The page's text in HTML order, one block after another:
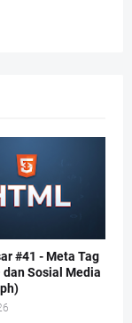
#41 - Meta Tag
dan Sosial Media